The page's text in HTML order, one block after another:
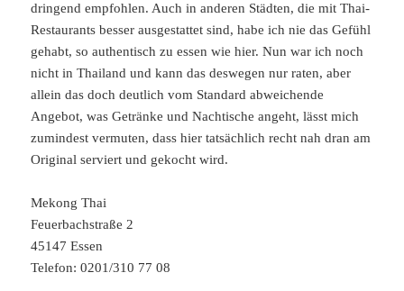
dringend empfohlen. Auch in anderen Städten, die mit Thai-
Restaurants besser ausgestattet sind, habe ich nie das Gefühl
gehabt, so authentisch zu essen wie hier. Nun war ich noch
nicht in Thailand und kann das deswegen nur raten, aber
allein das doch deutlich vom Standard abweichende
Angebot, was Getränke und Nachtische angeht, lässt mich
zumindest vermuten, dass hier tatsächlich recht nah dran am
Original serviert und gekocht wird.
Mekong Thai
Feuerbachstraße 2
45147 Essen
Telefon: 0201/310 77 08